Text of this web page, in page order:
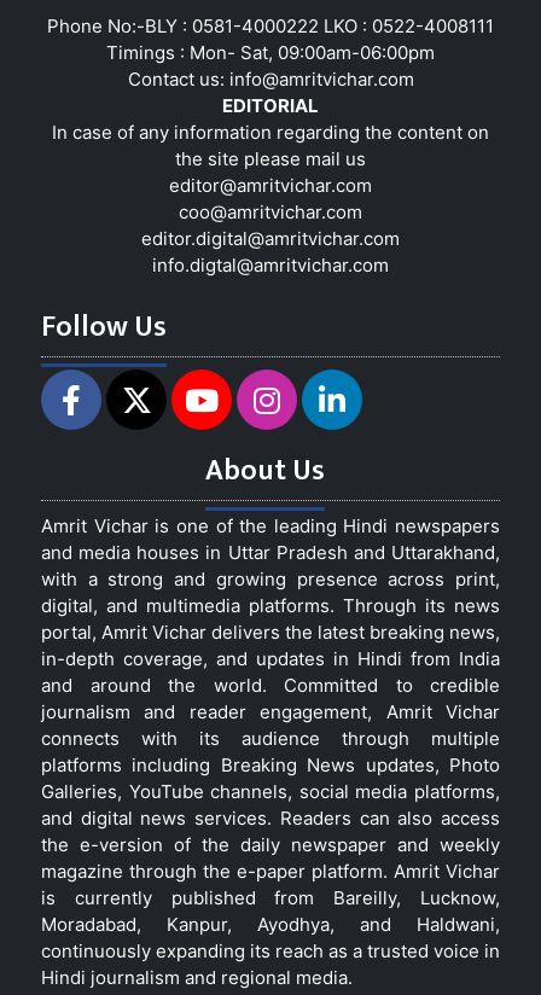
Phone No:-BLY : 0581-4000222 LKO : 0522-4008111
Timings : Mon- Sat, 09:00am-06:00pm
Contact us: info@amritvichar.com
EDITORIAL
In case of any information regarding the content on
the site please mail us
editor@amritvichar.com
coo@amritvichar.com
editor.digital@amritvichar.com
info.digtal@amritvichar.com
Follow Us
About Us
Amrit Vichar is one of the leading Hindi newspapers
and media houses in Uttar Pradesh and Uttarakhand,
with a strong and growing presence across print,
digital, and multimedia platforms. Through its news
portal, Amrit Vichar delivers the latest breaking news,
in-depth coverage, and updates in Hindi from India
and around the world. Committed to credible
journalism and reader engagement, Amrit Vichar
connects with its audience through multiple
platforms including Breaking News updates, Photo
Galleries, YouTube channels, social media platforms,
and digital news services. Readers can also access
the e-version of the daily newspaper and weekly
magazine through the e-paper platform. Amrit Vichar
is currently published from Bareilly, Lucknow,
Moradabad, Kanpur, Ayodhya, and Haldwani,
continuously expanding its reach as a trusted voice in
Hindi journalism and regional media.